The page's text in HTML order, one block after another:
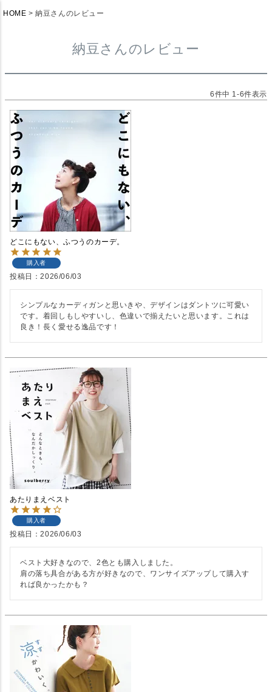
HOME 納豆さんのレビュー
納豆さんのレビュー
6件中 1-6件表示
どこにもない、ふつうのカーデ。
購入者
投稿日 2026/06/03
シンプルなカーディガンと思いきや、デザインはダントツに可愛い
です。着回しもしやすいし、色違いで揃えたいと思います。これは
良き！長く愛せる逸品です！
あたりまえベスト
購入者
投稿日 2026/06/03
ベスト大好きなので、2色とも購入しました。
肩の落ち具合がある方が好きなので、ワンサイズアップして購入す
れば良かったかも？